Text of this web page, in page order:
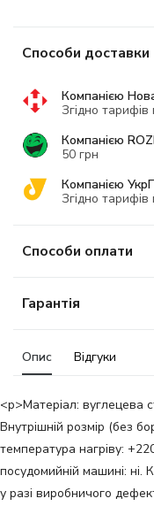
Способи доставки
Компанією
Згідно тарифів
Компанією
50 грн
Компанією
Згідно тарифів
Способи оплати
Гарантія
Опис Відгуки
<p>Матеріал: вуглецева
Внутрішній розмір (без
температура нагріву:
посудомийній машині: ні.
у разі виробничого